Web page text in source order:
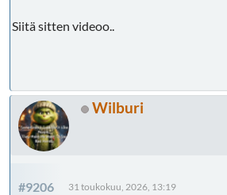
Siitä sitten videoo..
Wilburi
#9206 31 toukokuu, 2026, 13:19